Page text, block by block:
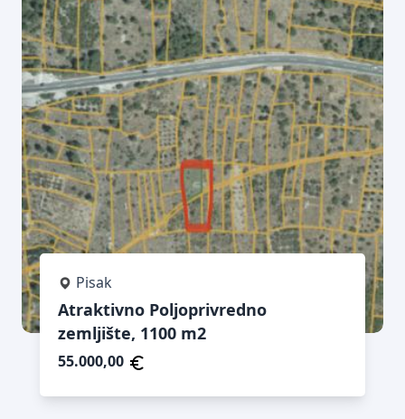
Pisak
Atraktivno Poljoprivredno
zemljište, 1100 m2
55.000,00